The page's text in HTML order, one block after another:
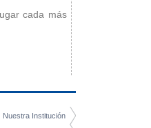
cada más
Nuestra Institución